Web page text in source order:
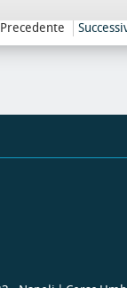
Precedente